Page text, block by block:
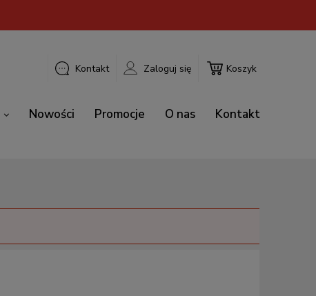
Koszyk
Kontakt Zaloguj się
Nowości Promocje O nas
Kontakt